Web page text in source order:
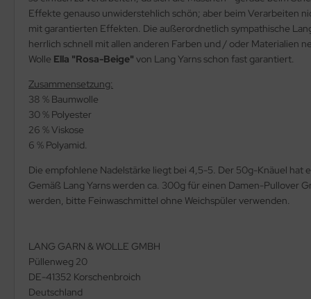
Effekte genauso unwiderstehlich schön; aber beim Verarbeiten
mit garantierten Effekten. Die außerordnetlich sympathische
herrlich schnell mit allen anderen Farben und / oder Materialien
Wolle Ella "Rosa-Beige" von Lang Yarns schon fast garantiert.
Zusammensetzung:
38 % Baumwolle
30 % Polyester
26 % Viskose
6 % Polyamid.
Die empfohlene Nadelstärke liegt bei 4,5-5. Der 50g-Knäuel hat
Gemäß Lang Yarns werden ca. 300g für einen Damen-Pullover
werden, bitte Feinwaschmittel ohne Weichspüler verwenden.
LANG GARN & WOLLE GMBH
Püllenweg 20
DE-41352 Korschenbroich
Deutschland